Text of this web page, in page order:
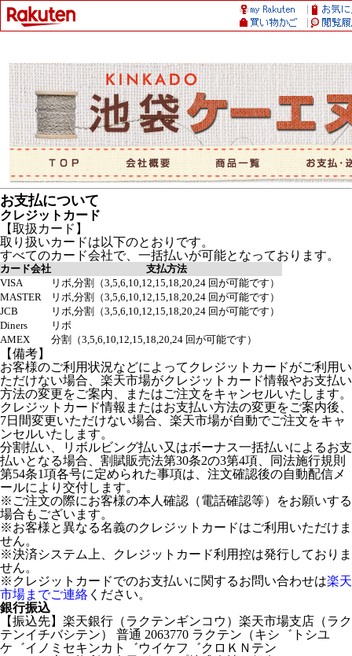
お支払について
クレジットカード
【取扱カード】
取り扱いカードは以下のとおりです。
すべてのカード会社で、一括払いが可能となっております。
カード会社
支払方法
VISA
リボ,分割（3,5,6,10,12,15,18,20,24 回が可能です）
MASTER
リボ,分割（3,5,6,10,12,15,18,20,24 回が可能です）
JCB
リボ,分割（3,5,6,10,12,15,18,20,24 回が可能です）
Diners
リボ
AMEX
分割（3,5,6,10,12,15,18,20,24 回が可能です）
【備考】
お客様のご利用状況などによってクレジットカードがご利用い
ただけない場合、楽天市場がクレジットカード情報やお支払い
方法の変更をご案内、またはご注文をキャンセルいたします。
クレジットカード情報またはお支払い方法の変更をご案内後、
7日間変更いただけない場合、楽天市場が自動でご注文をキャ
ンセルいたします。
分割払い、リボルビング払い又はボーナス一括払いによるお支
払いとなる場合、割賦販売法第30条2の3第4項、同法施行規則
第54条1項各号に定められた事項は、注文確認後の自動配信メ
ールにより交付します。
※ご注文の際にお客様の本人確認（電話確認等）をお願いする
場合もございます。
※お客様と異なる名義のクレジットカードはご利用いただけま
せん。
※決済システム上、クレジットカード利用控は発行しておりま
せん。
※クレジットカードでのお支払いに関するお問い合わせは楽天
市場までご連絡 ください。
銀行振込
【振込先】楽天銀行（ラクテンギンコウ）楽天市場支店（ラク
テンイチバシテン） 普通 2063770 ラクテン（キシ゛トシユ
ケ゛イノミセキンカト゛ウイケフ゛クロＫＮテン